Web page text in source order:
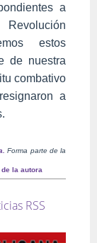
a
estos
de nuestra
combativo
a
Forma parte de la
la autora
RSS